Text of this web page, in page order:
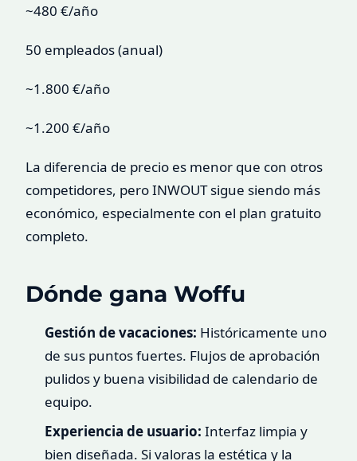
~480 €/año
50 empleados (anual)
~1.800 €/año
~1.200 €/año
La diferencia de precio es menor que con otros
competidores, pero INWOUT sigue siendo más
económico, especialmente con el plan gratuito
completo.
Dónde gana Woffu
Gestión de vacaciones: Históricamente uno
de sus puntos fuertes. Flujos de aprobación
pulidos y buena visibilidad de calendario de
equipo.
Experiencia de usuario: Interfaz limpia y
bien diseñada. Si valoras la estética y la